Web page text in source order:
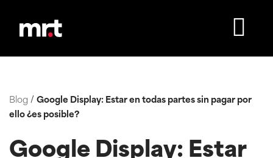
Saltar
Blog / Google Display: Estar en todas partes sin pagar por
ello ¿es posible?
Google Display: Estar